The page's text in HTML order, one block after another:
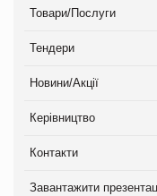
Товари/Послуги
Тендери
Новини/Акції
Керівництво
Контакти
Завантажити